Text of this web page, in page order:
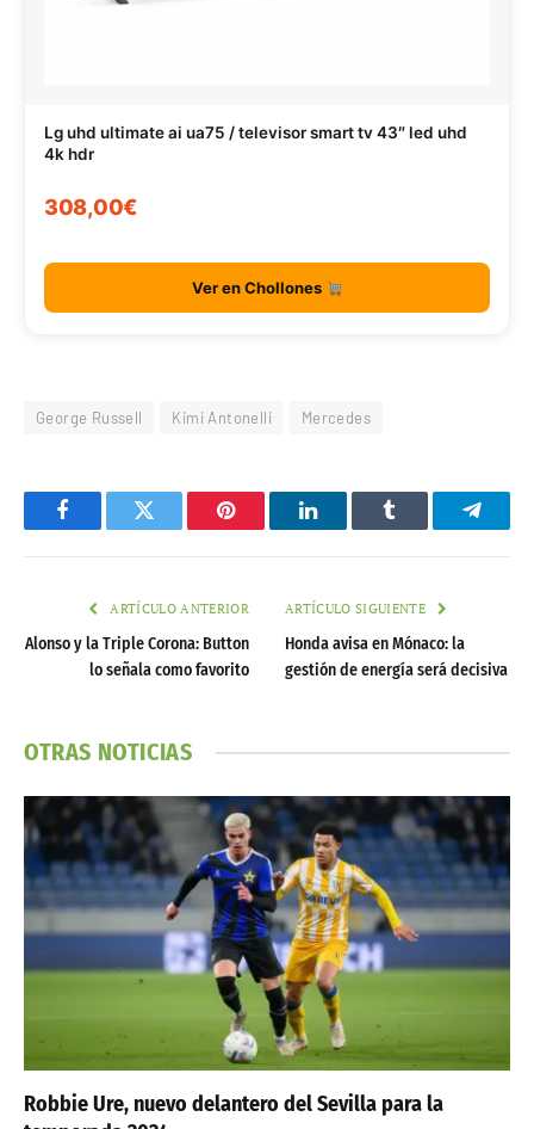
Lg uhd ultimate ai ua75 / televisor smart tv 43″ led uhd
4k hdr
308,00€
Ver en Chollones
George Russell Kimi Antonelli Mercedes
FacebookTwitter Pinterest LinkedInTumblr
ARTÍCULO ANTERIOR
Alonso y la Triple Corona: Button
lo señala como favorito
ARTÍCULO SIGUIENTE
Honda avisa en Mónaco: la
gestión de energía será decisiva
OTRAS NOTICIAS
Robbie Ure, nuevo delantero del Sevilla para la